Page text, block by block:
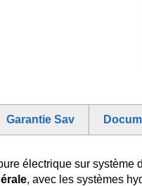
Garantie Sav
électrique sur système
, avec les systèmes